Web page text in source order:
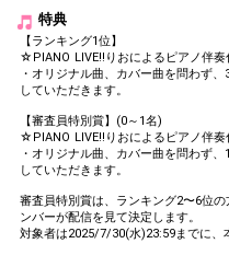
特典
【ランキング1位】
☆PIANO LIVE!!りおによるピアノ伴奏
・オリジナル曲、カバー曲を問わず
していただきます。
【審査員特別賞】(0～1名)
☆PIANO LIVE!!りおによるピアノ伴奏
・オリジナル曲、カバー曲を問わず
していただきます。
審査員特別賞は、ランキング2〜6位
ンバーが配信を見て決定します。
対象者は2025/7/30(水)23:59までに、